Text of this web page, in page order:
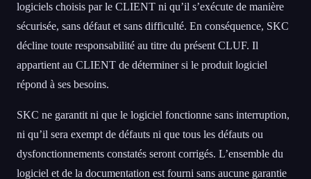
logiciels choisis par le CLIENT ni qu’il s’exécute de manière
sécurisée, sans défaut et sans difficulté. En conséquence, SKC
décline toute responsabilité au titre du présent CLUF. Il
appartient au CLIENT de déterminer si le produit logiciel
répond à ses besoins.
SKC ne garantit ni que le logiciel fonctionne sans interruption,
ni qu’il sera exempt de défauts ni que tous les défauts ou
dysfonctionnements constatés seront corrigés. L’ensemble du
logiciel et de la documentation est fourni sans aucune garantie